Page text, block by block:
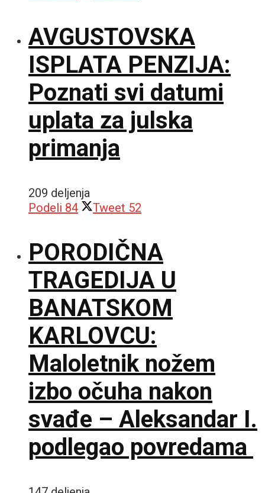
AVGUSTOVSKA
ISPLATA PENZIJA:
Poznati svi datumi
uplata za julska
primanja
209 deljenja
Podeli 84 Tweet 52
PORODIČNA
TRAGEDIJA U
BANATSKOM
KARLOVCU:
Maloletnik nožem
izbo očuha nakon
svađe – Aleksandar I.
podlegao povredama